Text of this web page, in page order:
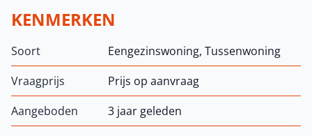
KENMERKEN
Soort
Eengezinswoning, Tussenwoning
Vraagprijs
Prijs op aanvraag
Aangeboden
3 jaar geleden